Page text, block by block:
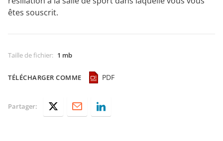
êtes souscrit.
Taille de fichier: 1 mb
TÉLÉCHARGER COMME PDF
Partager: